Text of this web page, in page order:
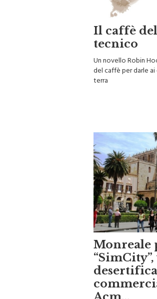
Il caffè
tecnico
Un novello Robin
del caffè per darle
terra
Monreale
Acm…